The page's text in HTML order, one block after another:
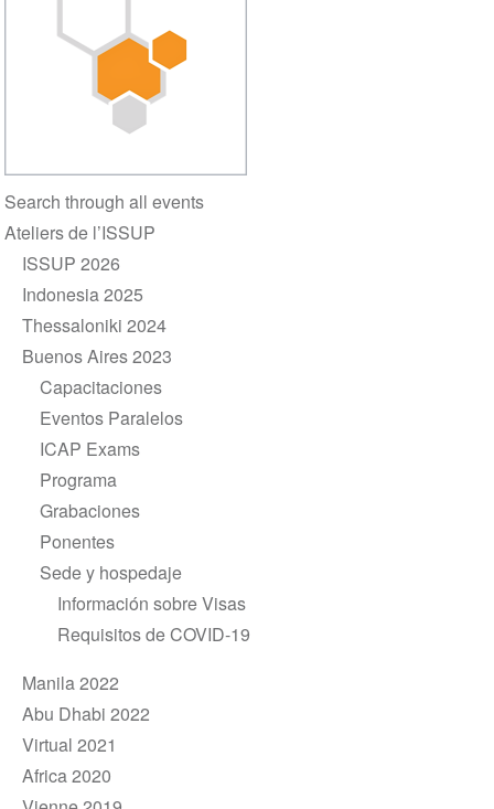
Section
navigation
Search through all events
Ateliers de l’ISSUP
ISSUP 2026
Indonesia 2025
Thessaloniki 2024
Buenos Aires 2023
Capacitaciones
Eventos Paralelos
ICAP Exams
Programa
Grabaciones
Ponentes
Sede y hospedaje
Información sobre Visas
Requisitos de COVID-19
Manila 2022
Abu Dhabi 2022
Virtual 2021
Africa 2020